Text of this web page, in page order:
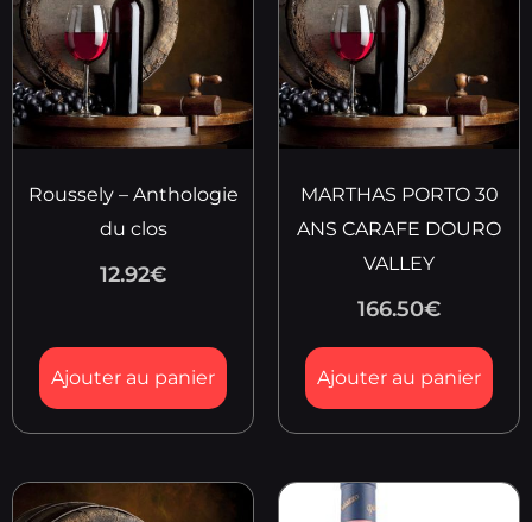
Roussely – Anthologie
du clos
12.92€
Ajouter au panier
MARTHAS PORTO 30
ANS CARAFE DOURO
VALLEY
166.50€
Ajouter au panier